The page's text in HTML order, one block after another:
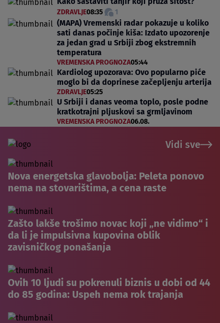
ZDRAVLJE08:35 1
(MAPA) Vremenski radar pokazuje u koliko
sati danas počinje kiša: Izdato upozorenje
za jedan grad u Srbiji zbog ekstremnih
temperatura
VREMENSKA PROGNOZA05:44
Kardiolog upozorava: Ovo popularno piće
moglo bi da doprinese začepljenju arterija
ZDRAVLJE05:25
U Srbiji i danas veoma toplo, posle podne
kratkotrajni pljuskovi sa grmljavinom
VREMENSKA PROGNOZA06.08.
Vidi sve
Nova energetska glavobolja: Peleta ponovo
nema na stovarištima, a cena raste
Zašto lakše trošimo novac koji „ne vidimo“ i
da li je impulsivna kupovina oblik
zavisničkog ponašanja
Ovih 10 ljudi su pokrenuli biznis u dobi od 44
do 85 godina: Uspeh nema rok trajanja